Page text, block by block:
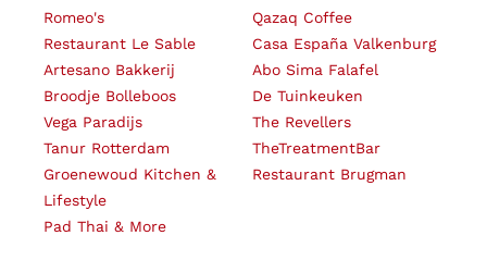
Romeo's
Qazaq Coffee
Restaurant Le Sable
Casa España Valkenburg
Artesano Bakkerij
Abo Sima Falafel
Broodje Bolleboos
De Tuinkeuken
Vega Paradijs
The Revellers
Tanur Rotterdam
TheTreatmentBar
Groenewoud Kitchen &
Lifestyle
Restaurant Brugman
Pad Thai & More